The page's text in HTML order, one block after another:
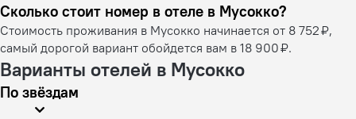
Сколько стоит номер в отеле в Мусокко?
Стоимость проживания в Мусокко начинается от 8 752 ₽,
самый дорогой вариант обойдется вам в 18 900 ₽.
Варианты отелей в Мусокко
По звёздам